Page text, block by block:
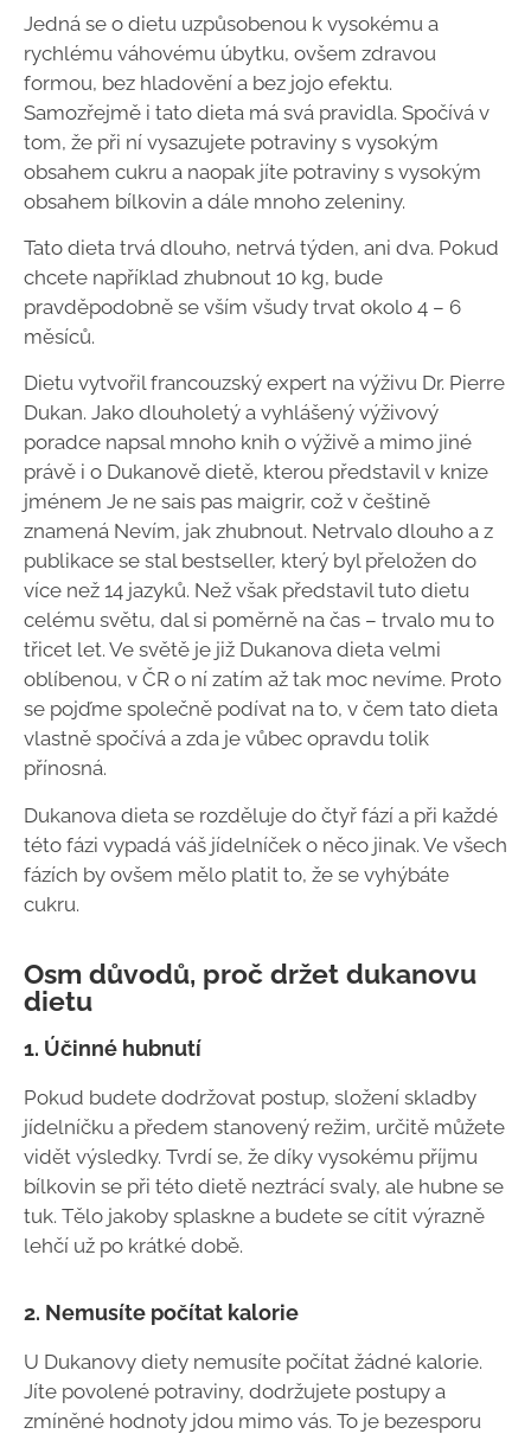
Jedná se o dietu uzpůsobenou k vysokému a
rychlému váhovému úbytku, ovšem zdravou
formou, bez hladovění a bez jojo efektu.
Samozřejmě i tato dieta má svá pravidla. Spočívá v
tom, že při ní vysazujete potraviny s vysokým
obsahem cukru a naopak jíte potraviny s vysokým
obsahem bílkovin a dále mnoho zeleniny.
Tato dieta trvá dlouho, netrvá týden, ani dva. Pokud
chcete například zhubnout 10 kg, bude
pravděpodobně se vším všudy trvat okolo 4 – 6
měsíců.
Dietu vytvořil francouzský expert na výživu Dr. Pierre
Dukan. Jako dlouholetý a vyhlášený výživový
poradce napsal mnoho knih o výživě a mimo jiné
právě i o Dukanově dietě, kterou představil v knize
jménem Je ne sais pas maigrir, což v češtině
znamená Nevím, jak zhubnout. Netrvalo dlouho a z
publikace se stal bestseller, který byl přeložen do
více než 14 jazyků. Než však představil tuto dietu
celému světu, dal si poměrně na čas – trvalo mu to
třicet let. Ve světě je již Dukanova dieta velmi
oblíbenou, v ČR o ní zatím až tak moc nevíme. Proto
se pojďme společně podívat na to, v čem tato dieta
vlastně spočívá a zda je vůbec opravdu tolik
přínosná.
Dukanova dieta se rozděluje do čtyř fází a při každé
této fázi vypadá váš jídelníček o něco jinak. Ve všech
fázích by ovšem mělo platit to, že se vyhýbáte
cukru.
Osm důvodů, proč držet dukanovu
dietu
1. Účinné hubnutí
Pokud budete dodržovat postup, složení skladby
jídelníčku a předem stanovený režim, určitě můžete
vidět výsledky. Tvrdí se, že díky vysokému příjmu
bílkovin se při této dietě neztrácí svaly, ale hubne se
tuk. Tělo jakoby splaskne a budete se cítit výrazně
lehčí už po krátké době.
2. Nemusíte počítat kalorie
U Dukanovy diety nemusíte počítat žádné kalorie.
Jíte povolené potraviny, dodržujete postupy a
zmíněné hodnoty jdou mimo vás. To je bezesporu